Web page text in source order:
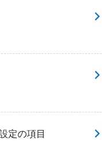
定の項目